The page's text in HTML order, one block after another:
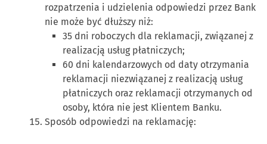
rozpatrzenia i udzielenia odpowiedzi przez Bank
nie może być dłuższy niż:
35 dni roboczych dla reklamacji, związanej z
realizacją usług płatniczych;
60 dni kalendarzowych od daty otrzymania
reklamacji niezwiązanej z realizacją usług
płatniczych oraz reklamacji otrzymanych od
osoby, która nie jest Klientem Banku.
Sposób odpowiedzi na reklamację: